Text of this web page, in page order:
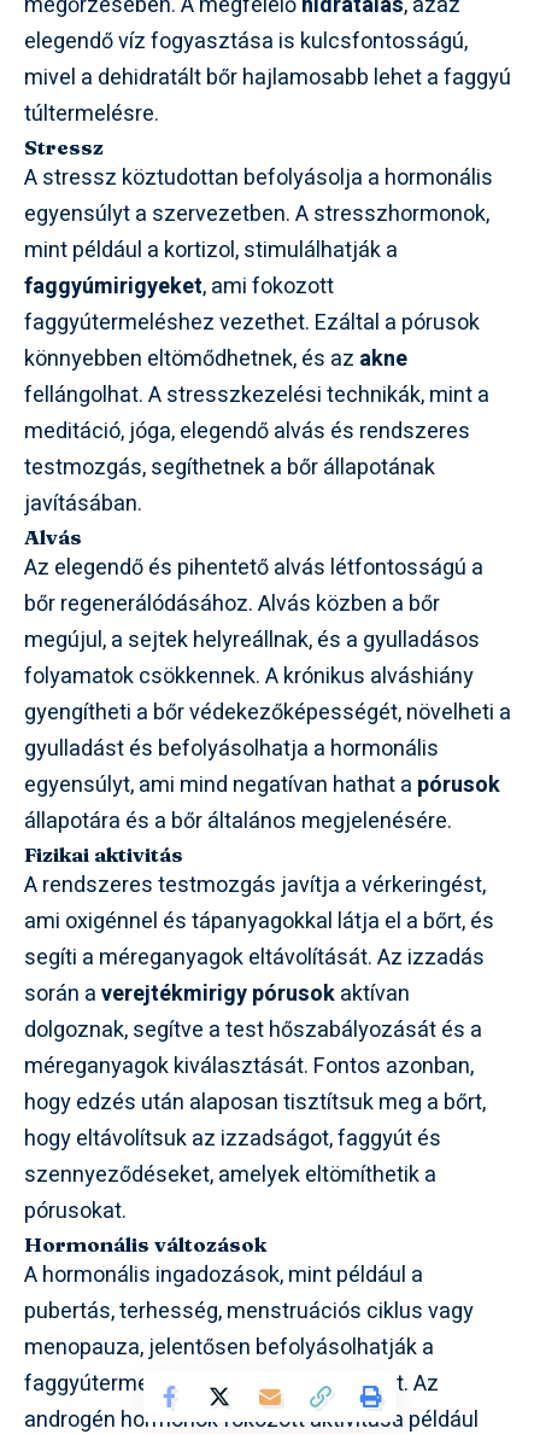
elegendő víz fogyasztása is kulcsfontosságú,
mivel a dehidratált bőr hajlamosabb lehet a faggyú
túltermelésre.
Stressz
A stressz köztudottan befolyásolja a hormonális
egyensúlyt a szervezetben. A stresszhormonok,
mint például a kortizol, stimulálhatják a
faggyúmirigyeket, ami fokozott
faggyútermeléshez vezethet. Ezáltal a pórusok
könnyebben eltömődhetnek, és az akne
fellángolhat. A stresszkezelési technikák, mint a
meditáció, jóga, elegendő alvás és rendszeres
testmozgás, segíthetnek a bőr állapotának
javításában.
Alvás
Az elegendő és pihentető alvás létfontosságú a
bőr regenerálódásához. Alvás közben a bőr
megújul, a sejtek helyreállnak, és a gyulladásos
folyamatok csökkennek. A krónikus alváshiány
gyengítheti a bőr védekezőképességét, növelheti a
gyulladást és befolyásolhatja a hormonális
egyensúlyt, ami mind negatívan hathat a pórusok
állapotára és a bőr általános megjelenésére.
Fizikai aktivitás
A rendszeres testmozgás javítja a vérkeringést,
ami oxigénnel és tápanyagokkal látja el a bőrt, és
segíti a méreganyagok eltávolítását. Az izzadás
során averejtékmirigy pórusokaktívan
dolgoznak, segítve a test hőszabályozását és a
méreganyagok kiválasztását. Fontos azonban,
hogy edzés után alaposan tisztítsuk meg a bőrt,
hogy eltávolítsuk az izzadságot, faggyút és
szennyeződéseket, amelyek eltömíthetik a
pórusokat.
Hormonális változások
A hormonális ingadozások, mint például a
pubertás, terhesség, menstruációs ciklus vagy
menopauza, jelentősen befolyásolhatják a
faggyútermelést és a pórusok állapotát. Az
androgén hormonok fokozott aktivitása például